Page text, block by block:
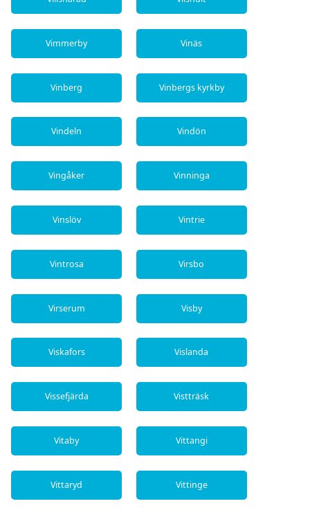
Vimmerby Vinäs
Vinberg Vinbergs kyrkby
Vindeln Vindön
Vingåker Vinninga
Vinslöv Vintrie
Vintrosa Virsbo
Virserum Visby
Viskafors Vislanda
Vissefjärda Vistträsk
Vitaby Vittangi
Vittaryd Vittinge